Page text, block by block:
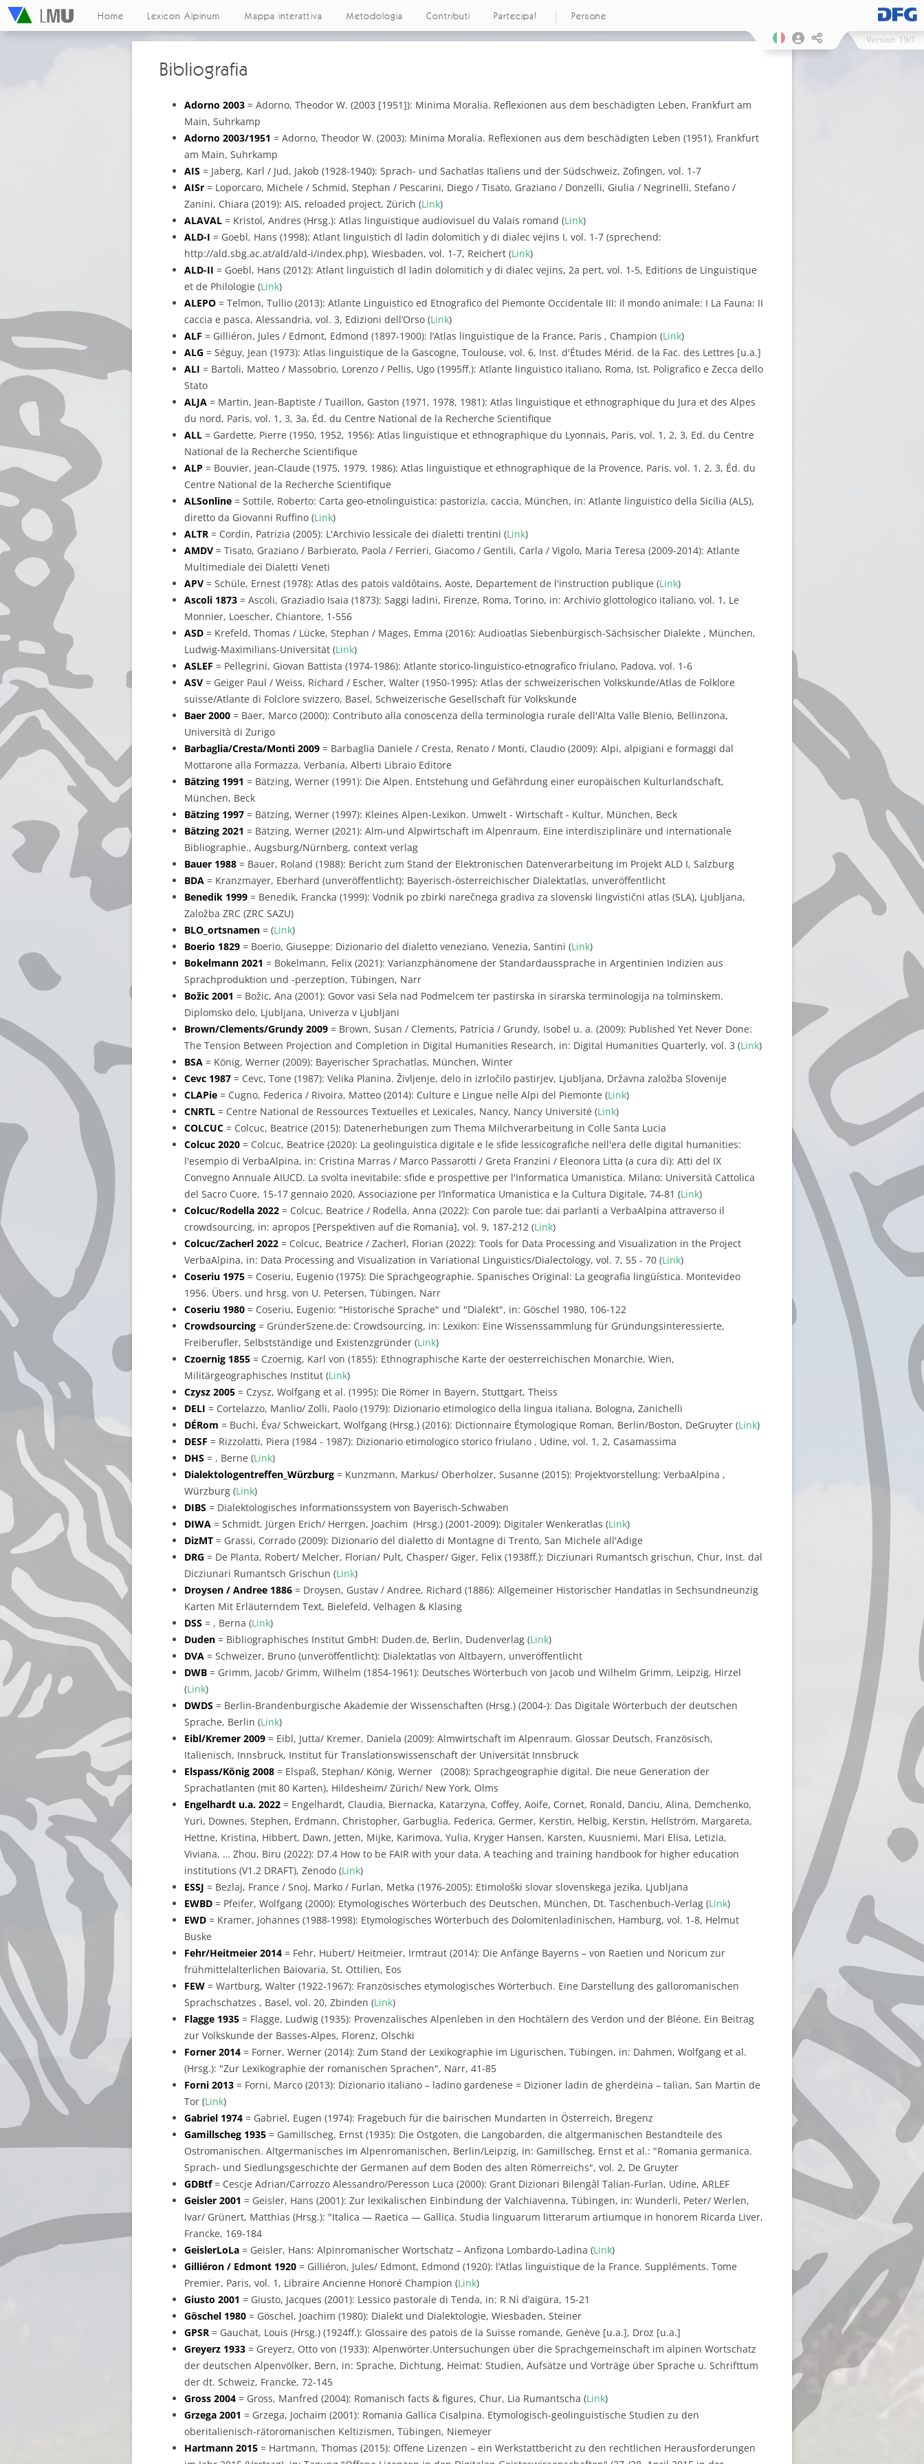
Home Lexicon Alpinum Mappa interattiva Metodologia Contributi Partecipa! Persone
Version 19/1
Bibliografia
Adorno 2003 = Adorno, Theodor W. (2003 [1951]): Minima Moralia. Reflexionen aus dem beschädigten Leben, Frankfurt am
Main, Suhrkamp
Adorno 2003/1951 = Adorno, Theodor W. (2003): Minima Moralia. Reflexionen aus dem beschädigten Leben (1951), Frankfurt
am Main, Suhrkamp
AIS = Jaberg, Karl / Jud, Jakob (1928-1940): Sprach- und Sachatlas Italiens und der Südschweiz, Zofingen, vol. 1-7
AISr = Loporcaro, Michele / Schmid, Stephan / Pescarini, Diego / Tisato, Graziano / Donzelli, Giulia / Negrinelli, Stefano /
Zanini, Chiara (2019): AIS, reloaded project, Zürich (Link)
ALAVAL = Kristol, Andres (Hrsg.): Atlas linguistique audiovisuel du Valais romand (Link)
ALD-I = Goebl, Hans (1998): Atlant linguistich dl ladin dolomitich y di dialec vejins I, vol. 1-7 (sprechend:
http://ald.sbg.ac.at/ald/ald-i/index.php), Wiesbaden, vol. 1-7, Reichert (Link)
ALD-II = Goebl, Hans (2012): Atlant linguistich dl ladin dolomitich y di dialec vejins, 2a pert, vol. 1-5, Editions de Linguistique
et de Philologie (Link)
ALEPO = Telmon, Tullio (2013): Atlante Linguistico ed Etnografico del Piemonte Occidentale III: Il mondo animale: I La Fauna: II
caccia e pasca, Alessandria, vol. 3, Edizioni dell’Orso (Link)
ALF = Gilliéron, Jules / Edmont, Edmond (1897-1900): l’Atlas linguistique de la France, Paris , Champion (Link)
ALG = Séguy, Jean (1973): Atlas linguistique de la Gascogne, Toulouse, vol. 6, Inst. d'Études Mérid. de la Fac. des Lettres [u.a.]
ALI = Bartoli, Matteo / Massobrio, Lorenzo / Pellis, Ugo (1995ff.): Atlante linguistico italiano, Roma, Ist. Poligrafico e Zecca dello
Stato
ALJA = Martin, Jean-Baptiste / Tuaillon, Gaston (1971, 1978, 1981): Atlas linguistique et ethnographique du Jura et des Alpes
du nord, Paris, vol. 1, 3, 3a, Éd. du Centre National de la Recherche Scientifique
ALL = Gardette, Pierre (1950, 1952, 1956): Atlas linguistique et ethnographique du Lyonnais, Paris, vol. 1, 2, 3, Ed. du Centre
National de la Recherche Scientifique
ALP = Bouvier, Jean-Claude (1975, 1979, 1986): Atlas linguistique et ethnographique de la Provence, Paris, vol. 1, 2, 3, Éd. du
Centre National de la Recherche Scientifique
ALSonline = Sottile, Roberto: Carta geo-etnolinguistica: pastorizia, caccia, München, in: Atlante linguistico della Sicilia (ALS),
diretto da Giovanni Ruffino (Link)
ALTR = Cordin, Patrizia (2005): L'Archivio lessicale dei dialetti trentini (Link)
AMDV = Tisato, Graziano / Barbierato, Paola / Ferrieri, Giacomo / Gentili, Carla / Vigolo, Maria Teresa (2009-2014): Atlante
Multimediale dei Dialetti Veneti
APV = Schüle, Ernest (1978): Atlas des patois valdôtains, Aoste, Departement de l'instruction publique (Link)
Ascoli 1873 = Ascoli, Graziadio Isaia (1873): Saggi ladini, Firenze, Roma, Torino, in: Archivio glottologico italiano, vol. 1, Le
Monnier, Loescher, Chiantore, 1-556
ASD = Krefeld, Thomas / Lücke, Stephan / Mages, Emma (2016): Audioatlas Siebenbürgisch-Sächsischer Dialekte , München,
Ludwig-Maximilians-Universität (Link)
ASLEF = Pellegrini, Giovan Battista (1974-1986): Atlante storico-linguistico-etnografico friulano, Padova, vol. 1-6
ASV = Geiger Paul / Weiss, Richard / Escher, Walter (1950-1995): Atlas der schweizerischen Volkskunde/Atlas de Folklore
suisse/Atlante di Folclore svizzero, Basel, Schweizerische Gesellschaft für Volkskunde
Baer 2000 = Baer, Marco (2000): Contributo alla conoscenza della terminologia rurale dell'Alta Valle Blenio, Bellinzona,
Università di Zurigo
Barbaglia/Cresta/Monti 2009 = Barbaglia Daniele / Cresta, Renato / Monti, Claudio (2009): Alpi, alpigiani e formaggi dal
Mottarone alla Formazza, Verbania, Alberti Libraio Editore
Bätzing 1991 = Bätzing, Werner (1991): Die Alpen. Entstehung und Gefährdung einer europäischen Kulturlandschaft,
München, Beck
Bätzing 1997 = Bätzing, Werner (1997): Kleines Alpen-Lexikon. Umwelt - Wirtschaft - Kultur, München, Beck
Bätzing 2021 = Bätzing, Werner (2021): Alm-und Alpwirtschaft im Alpenraum. Eine interdisziplinäre und internationale
Bibliographie., Augsburg/Nürnberg, context verlag
Bauer 1988 = Bauer, Roland (1988): Bericht zum Stand der Elektronischen Datenverarbeitung im Projekt ALD I, Salzburg
BDA = Kranzmayer, Eberhard (unveröffentlicht): Bayerisch-österreichischer Dialektatlas, unveröffentlicht
Benedik 1999 = Benedik, Francka (1999): Vodnik po zbirki narečnega gradiva za slovenski lingvistični atlas (SLA), Ljubljana,
Založba ZRC (ZRC SAZU)
BLO_ortsnamen = (Link)
Boerio 1829 = Boerio, Giuseppe: Dizionario del dialetto veneziano, Venezia, Santini (Link)
Bokelmann 2021 = Bokelmann, Felix (2021): Varianzphänomene der Standardaussprache in Argentinien Indizien aus
Sprachproduktion und -perzeption, Tübingen, Narr
Božic 2001 = Božic, Ana (2001): Govor vasi Sela nad Podmelcem ter pastirska in sirarska terminologija na tolminskem.
Diplomsko delo, Ljubljana, Univerza v Ljubljani
Brown/Clements/Grundy 2009 = Brown, Susan / Clements, Patricia / Grundy, Isobel u. a. (2009): Published Yet Never Done:
The Tension Between Projection and Completion in Digital Humanities Research, in: Digital Humanities Quarterly, vol. 3 (Link)
BSA = König, Werner (2009): Bayerischer Sprachatlas, München, Winter
Cevc 1987 = Cevc, Tone (1987): Velika Planina. Življenje, delo in izrločilo pastirjev, Ljubljana, Državna založba Slovenije
CLAPie = Cugno, Federica / Rivoira, Matteo (2014): Culture e Lingue nelle Alpi del Piemonte (Link)
CNRTL = Centre National de Ressources Textuelles et Lexicales, Nancy, Nancy Université (Link)
COLCUC = Colcuc, Beatrice (2015): Datenerhebungen zum Thema Milchverarbeitung in Colle Santa Lucia
Colcuc 2020 = Colcuc, Beatrice (2020): La geolinguistica digitale e le sfide lessicografiche nell'era delle digital humanities:
l'esempio di VerbaAlpina, in: Cristina Marras / Marco Passarotti / Greta Franzini / Eleonora Litta (a cura di): Atti del IX
Convegno Annuale AIUCD. La svolta inevitabile: sfide e prospettive per l'Informatica Umanistica. Milano: Università Cattolica
del Sacro Cuore, 15-17 gennaio 2020, Associazione per l’Informatica Umanistica e la Cultura Digitale, 74-81 (Link)
Colcuc/Rodella 2022 = Colcuc, Beatrice / Rodella, Anna (2022): Con parole tue: dai parlanti a VerbaAlpina attraverso il
crowdsourcing, in: apropos [Perspektiven auf die Romania], vol. 9, 187-212 (Link)
Colcuc/Zacherl 2022 = Colcuc, Beatrice / Zacherl, Florian (2022): Tools for Data Processing and Visualization in the Project
VerbaAlpina, in: Data Processing and Visualization in Variational Linguistics/Dialectology, vol. 7, 55 - 70 (Link)
Coseriu 1975 = Coseriu, Eugenio (1975): Die Sprachgeographie. Spanisches Original: La geografia lingüística. Montevideo
1956. Übers. und hrsg. von U. Petersen, Tübingen, Narr
Coseriu 1980 = Coseriu, Eugenio: "Historische Sprache" und "Dialekt", in: Göschel 1980, 106-122
Crowdsourcing = GründerSzene.de: Crowdsourcing, in: Lexikon: Eine Wissenssammlung für Gründungsinteressierte,
Freiberufler, Selbstständige und Existenzgründer (Link)
Czoernig 1855 = Czoernig, Karl von (1855): Ethnographische Karte der oesterreichischen Monarchie, Wien,
Militärgeographisches Institut (Link)
Czysz 2005 = Czysz, Wolfgang et al. (1995): Die Römer in Bayern, Stuttgart, Theiss
DELI = Cortelazzo, Manlio/ Zolli, Paolo (1979): Dizionario etimologico della lingua italiana, Bologna, Zanichelli
DÉRom = Buchi, Éva/ Schweickart, Wolfgang (Hrsg.) (2016): Dictionnaire Étymologique Roman, Berlin/Boston, DeGruyter (Link)
DESF = Rizzolatti, Piera (1984 - 1987): Dizionario etimologico storico friulano , Udine, vol. 1, 2, Casamassima
DHS = , Berne (Link)
Dialektologentreffen_Würzburg = Kunzmann, Markus/ Oberholzer, Susanne (2015): Projektvorstellung: VerbaAlpina ,
Würzburg (Link)
DIBS = Dialektologisches Informationssystem von Bayerisch-Schwaben
DIWA = Schmidt, Jürgen Erich/ Herrgen, Joachim (Hrsg.) (2001-2009): Digitaler Wenkeratlas (Link)
DizMT = Grassi, Corrado (2009): Dizionario del dialetto di Montagne di Trento, San Michele all'Adige
DRG = De Planta, Robert/ Melcher, Florian/ Pult, Chasper/ Giger, Felix (1938ff.): Dicziunari Rumantsch grischun, Chur, Inst. dal
Dicziunari Rumantsch Grischun (Link)
Droysen / Andree 1886 = Droysen, Gustav / Andree, Richard (1886): Allgemeiner Historischer Handatlas in Sechsundneunzig
Karten Mit Erläuterndem Text, Bielefeld, Velhagen & Klasing
DSS = , Berna (Link)
Duden = Bibliographisches Institut GmbH: Duden.de, Berlin, Dudenverlag (Link)
DVA = Schweizer, Bruno (unveröffentlicht): Dialektatlas von Altbayern, unveröffentlicht
DWB = Grimm, Jacob/ Grimm, Wilhelm (1854-1961): Deutsches Wörterbuch von Jacob und Wilhelm Grimm, Leipzig, Hirzel
(Link)
DWDS = Berlin-Brandenburgische Akademie der Wissenschaften (Hrsg.) (2004-): Das Digitale Wörterbuch der deutschen
Sprache, Berlin (Link)
Eibl/Kremer 2009 = Eibl, Jutta/ Kremer, Daniela (2009): Almwirtschaft im Alpenraum. Glossar Deutsch, Französisch,
Italienisch, Innsbruck, Institut für Translationswissenschaft der Universität Innsbruck
Elspass/König 2008 = Elspaß, Stephan/ König, Werner (2008): Sprachgeographie digital. Die neue Generation der
Sprachatlanten (mit 80 Karten), Hildesheim/ Zürich/ New York, Olms
Engelhardt u.a. 2022 = Engelhardt, Claudia, Biernacka, Katarzyna, Coffey, Aoife, Cornet, Ronald, Danciu, Alina, Demchenko,
Yuri, Downes, Stephen, Erdmann, Christopher, Garbuglia, Federica, Germer, Kerstin, Helbig, Kerstin, Hellström, Margareta,
Hettne, Kristina, Hibbert, Dawn, Jetten, Mijke, Karimova, Yulia, Kryger Hansen, Karsten, Kuusniemi, Mari Elisa, Letizia,
Viviana, … Zhou, Biru (2022): D7.4 How to be FAIR with your data. A teaching and training handbook for higher education
institutions (V1.2 DRAFT), Zenodo (Link)
ESSJ = Bezlaj, France / Snoj, Marko / Furlan, Metka (1976-2005): Etimološki slovar slovenskega jezika, Ljubljana
EWBD = Pfeifer, Wolfgang (2000): Etymologisches Wörterbuch des Deutschen, München, Dt. Taschenbuch-Verlag (Link)
EWD = Kramer, Johannes (1988-1998): Etymologisches Wörterbuch des Dolomitenladinischen, Hamburg, vol. 1-8, Helmut
Buske
Fehr/Heitmeier 2014 = Fehr, Hubert/ Heitmeier, Irmtraut (2014): Die Anfänge Bayerns – von Raetien und Noricum zur
frühmittelalterlichen Baiovaria, St. Ottilien, Eos
FEW = Wartburg, Walter (1922-1967): Französisches etymologisches Wörterbuch. Eine Darstellung des galloromanischen
Sprachschatzes , Basel, vol. 20, Zbinden (Link)
Flagge 1935 = Flagge, Ludwig (1935): Provenzalisches Alpenleben in den Hochtälern des Verdon und der Bléone. Ein Beitrag
zur Volkskunde der Basses-Alpes, Florenz, Olschki
Forner 2014 = Forner, Werner (2014): Zum Stand der Lexikographie im Ligurischen, Tübingen, in: Dahmen, Wolfgang et al.
(Hrsg.): "Zur Lexikographie der romanischen Sprachen", Narr, 41-85
Forni 2013 = Forni, Marco (2013): Dizionario italiano – ladino gardenese = Dizioner ladin de gherdëina – talian, San Martin de
Tor (Link)
Gabriel 1974 = Gabriel, Eugen (1974): Fragebuch für die bairischen Mundarten in Österreich, Bregenz
Gamillscheg 1935 = Gamillscheg, Ernst (1935): Die Ostgoten, die Langobarden, die altgermanischen Bestandteile des
Ostromanischen. Altgermanisches im Alpenromanischen, Berlin/Leipzig, in: Gamillscheg, Ernst et al.: "Romania germanica.
Sprach- und Siedlungsgeschichte der Germanen auf dem Boden des alten Römerreichs", vol. 2, De Gruyter
GDBtf= Cescje Adrian/Carrozzo Alessandro/Peresson Luca (2000): Grant Dizionari Bilengâl Talian-Furlan, Udine, ARLEF
Geisler 2001 = Geisler, Hans (2001): Zur lexikalischen Einbindung der Valchiavenna, Tübingen, in: Wunderli, Peter/ Werlen,
Ivar/ Grünert, Matthias (Hrsg.): "Italica — Raetica — Gallica. Studia linguarum litterarum artiumque in honorem Ricarda Liver,
Francke, 169-184
GeislerLoLa = Geisler, Hans: Alpinromanischer Wortschatz – Anfizona Lombardo-Ladina (Link)
Gilliéron / Edmont 1920 = Gilliéron, Jules/ Edmont, Edmond (1920): l’Atlas linguistique de la France. Suppléments. Tome
Premier, Paris, vol. 1, Libraire Ancienne Honoré Champion (Link)
Giusto 2001 = Giusto, Jacques (2001): Lessico pastorale di Tenda, in: R Nì d’aigüra, 15-21
Göschel 1980 = Göschel, Joachim (1980): Dialekt und Dialektologie, Wiesbaden, Steiner
GPSR = Gauchat, Louis (Hrsg.) (1924ff.): Glossaire des patois de la Suisse romande, Genève [u.a.], Droz [u.a.]
Greyerz 1933 = Greyerz, Otto von (1933): Alpenwörter.Untersuchungen über die Sprachgemeinschaft im alpinen Wortschatz
der deutschen Alpenvölker, Bern, in: Sprache, Dichtung, Heimat: Studien, Aufsätze und Vorträge über Sprache u. Schrifttum
der dt. Schweiz, Francke, 72-145
Gross 2004 = Gross, Manfred (2004): Romanisch facts & figures, Chur, Lia Rumantscha (Link)
Grzega 2001 = Grzega, Jochaim (2001): Romania Gallica Cisalpina. Etymologisch-geolinguistische Studien zu den
oberitalienisch-rätoromanischen Keltizismen, Tübingen, Niemeyer
Hartmann 2015 = Hartmann, Thomas (2015): Offene Lizenzen – ein Werkstattbericht zu den rechtlichen Herausforderungen